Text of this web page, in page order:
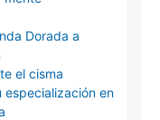
Dorada a
el cisma
especialización en